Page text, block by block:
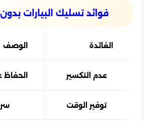
فوائد تسليك البيارات
الفائدة الوصف
عدم التكسير
توفير الوقت